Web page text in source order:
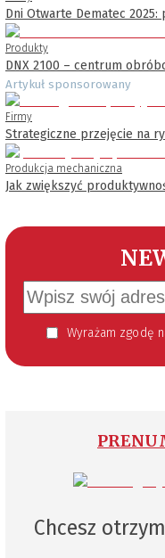
Dni Otwarte Dematec
Produkty
DNX 2100 – centrum
Artykuł sponsorowany
Firmy
Strategiczne przejęcie na
Produkcja mechaniczna
Jak zwiększyć
Wyrażam zgodę na otrzymywanie informacji handlowej kierowanej do mnie za pomocą środków komunikacji elektronicznej w szczególności poczty elektronicznej zgodnie z
Chcesz